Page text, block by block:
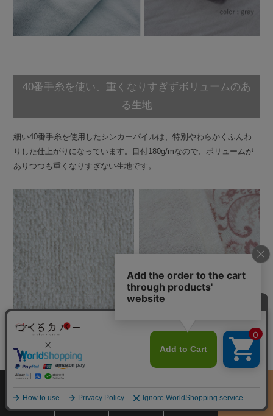
40番手糸を使い、重くなりすぎずボリュームのあ
る生地
細い40番手糸を使用したシンカーパイルは、特別やわらかくふんわ
りした仕上がりになっています。目付180g/mなので、ボリュームが
ありつつも重くなりすぎない生地です。
目付180g/mなので、ボリューム
がありつつも重くなりすぎない生
地。
オフホワイトなどの薄い色はわず
かに透け感があります。
商品をさがす
サイズ
お買物ガイド カート